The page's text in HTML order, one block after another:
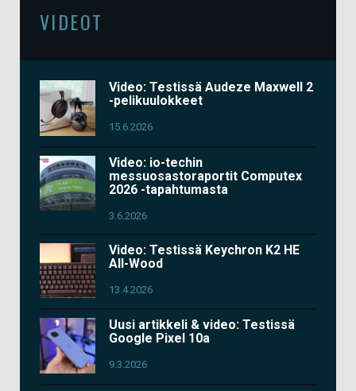
VIDEOT
Video: Testissä Audeze Maxwell 2
-pelikuulokkeet
15.6.2026
Video: io-techin
messuosastoraportit Computex
2026 -tapahtumasta
3.6.2026
Video: Testissä Keychron K2 HE
All-Wood
13.4.2026
Uusi artikkeli & video: Testissä
Google Pixel 10a
9.3.2026